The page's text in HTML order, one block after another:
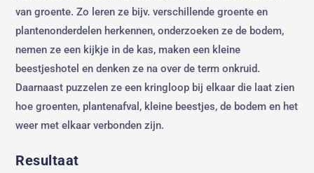
van groente. Zo leren ze bijv. verschillende groente en
plantenonderdelen herkennen, onderzoeken ze de bodem,
nemen ze een kijkje in de kas, maken een kleine
beestjeshotel en denken ze na over de term onkruid.
Daarnaast puzzelen ze een kringloop bij elkaar die laat zien
hoe groenten, plantenafval, kleine beestjes, de bodem en het
weer met elkaar verbonden zijn.
Resultaat